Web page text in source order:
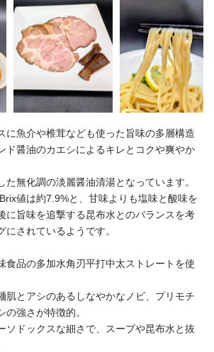
に魚介や椎茸なども使った旨味の多層構造
ド醤油のカエシによるキレとコクや爽やか
た無化調の淡麗醤油清湯となっています。
値は約7.9%と、甘味よりも塩味と酸味を
に旨味を追撃する昆布水とのバランスを考
にされているようです。
食品の多加水角刃平打中太ストレートを使
肌とアシのあるしなやかなノビ、プリモチ
強さが特徴的。
ソドックスな細さで、スープや昆布水と抜